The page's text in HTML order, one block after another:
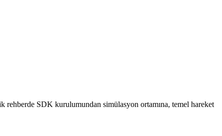
SDK kurulumundan simülasyon ortamına, temel hareket